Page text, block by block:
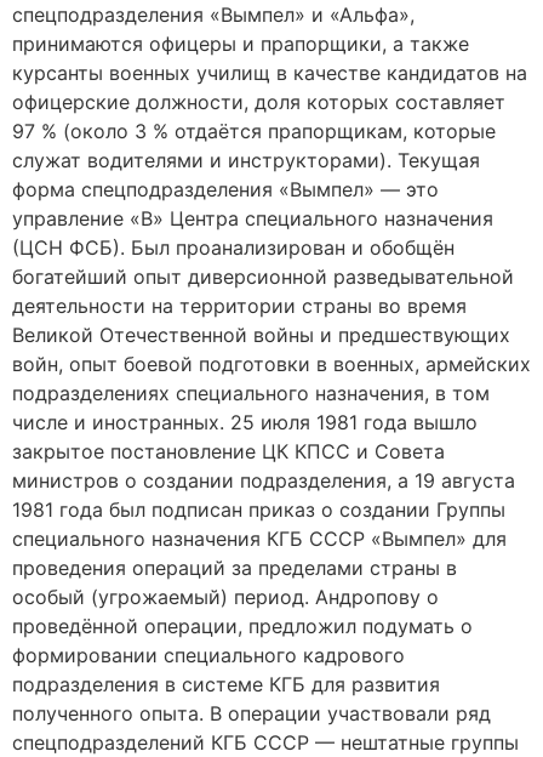
спецподразделения «Вымпел» и «Альфа»,
принимаются офицеры и прапорщики, а также
курсанты военных училищ в качестве кандидатов на
офицерские должности, доля которых составляет
97 % (около 3 % отдаётся прапорщикам, которые
служат водителями и инструкторами). Текущая
форма спецподразделения «Вымпел» — это
управление «В» Центра специального назначения
(ЦСН ФСБ). Был проанализирован и обобщён
богатейший опыт диверсионной разведывательной
деятельности на территории страны во время
Великой Отечественной войны и предшествующих
войн, опыт боевой подготовки в военных, армейских
подразделениях специального назначения, в том
числе и иностранных. 25 июля 1981 года вышло
закрытое постановление ЦК КПСС и Совета
министров о создании подразделения, а 19 августа
1981 года был подписан приказ о создании Группы
специального назначения КГБ СССР «Вымпел» для
проведения операций за пределами страны в
особый (угрожаемый) период. Андропову о
проведённой операции, предложил подумать о
формировании специального кадрового
подразделения в системе КГБ для развития
полученного опыта. В операции участвовали ряд
спецподразделений КГБ СССР — нештатные группы